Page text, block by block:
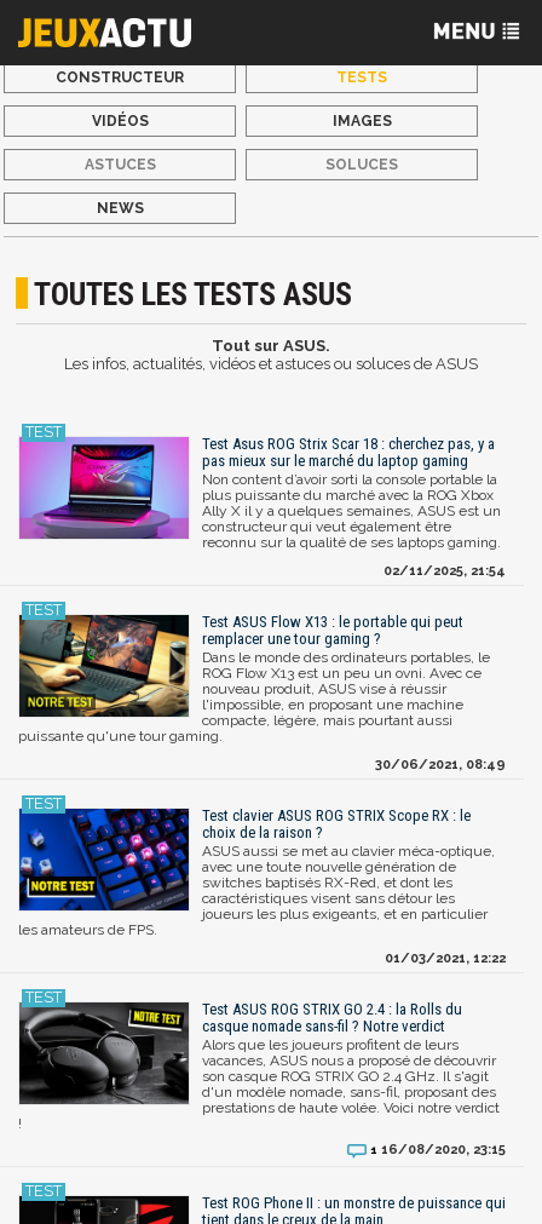
CONSTRUCTEUR TESTS
VIDÉOS IMAGES
ASTUCES SOLUCES
NEWS
TOUTES LES TESTS ASUS
Tout sur ASUS.
Les infos, actualités, vidéos et astuces ou soluces de ASUS
Test Asus ROG Strix Scar 18 : cherchez pas, y a
pas mieux sur le marché du laptop gaming
Non content d’avoir sorti la console portable la
plus puissante du marché avec la ROG Xbox
Ally X il y a quelques semaines, ASUS est un
constructeur qui veut également être
reconnu sur la qualité de ses laptops gaming.
02/11/2025, 21:54
Test ASUS Flow X13 : le portable qui peut
remplacer une tour gaming ?
Dans le monde des ordinateurs portables, le
ROG Flow X13 est un peu un ovni. Avec ce
nouveau produit, ASUS vise à réussir
l'impossible, en proposant une machine
compacte, légère, mais pourtant aussi
puissante qu'une tour gaming.
30/06/2021, 08:49
Test clavier ASUS ROG STRIX Scope RX : le
choix de la raison ?
ASUS aussi se met au clavier méca-optique,
avec une toute nouvelle génération de
switches baptisés RX-Red, et dont les
caractéristiques visent sans détour les
joueurs les plus exigeants, et en particulier
les amateurs de FPS.
01/03/2021, 12:22
Test ASUS ROG STRIX GO 2.4 : la Rolls du
casque nomade sans-fil ? Notre verdict
Alors que les joueurs profitent de leurs
vacances, ASUS nous a proposé de découvrir
son casque ROG STRIX GO 2.4 GHz. Il s'agit
d'un modèle nomade, sans-fil, proposant des
prestations de haute volée. Voici notre verdict
!
1 16/08/2020, 23:15
Test ROG Phone II : un monstre de puissance qui
tient dans le creux de la main